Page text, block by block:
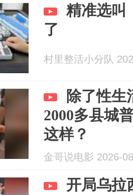
精准选叫
了
村里整活小分队
除了性生
2000多县城
这样？
金哥说电影 2026-
开局乌拉